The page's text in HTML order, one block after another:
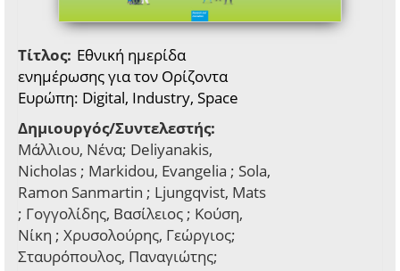
Τίτλος: Εθνική ημερίδα
ενημέρωσης για τον Ορίζοντα
Ευρώπη: Digital, Industry, Space
Δημιουργός/Συντελεστής:
Μάλλιου, Νένα; Deliyanakis,
Nicholas ; Markidou, Evangelia ; Sola,
Ramon Sanmartin ; Ljungqvist, Mats
; Γογγολίδης, Βασίλειος ; Κούση,
Νίκη ; Χρυσολούρης, Γεώργιος;
Σταυρόπουλος, Παναγιώτης;